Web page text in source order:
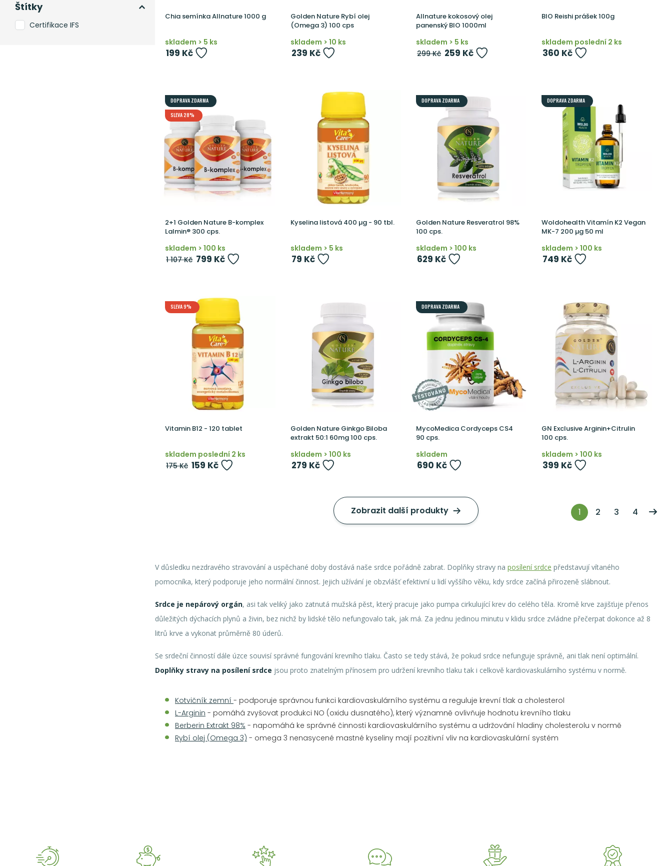
Chia semínka Allnature 1000 g
skladem > 5 ks
199 Kč
Golden Nature Rybí olej
(Omega 3) 100 cps
skladem > 10 ks
239 Kč
Allnature kokosový olej
panenský BIO 1000ml
skladem > 5 ks
299 Kč 259 Kč
BIO Reishi prášek 100g
skladem poslední 2 ks
360 Kč
DOPRAVA ZDARMA
SLEVA 28%
2+1 Golden Nature B-komplex
Lalmin® 300 cps.
skladem > 100 ks
1 107 Kč 799 Kč
Kyselina listová 400 µg - 90 tbl.
skladem > 5 ks
79 Kč
DOPRAVA ZDARMA
Golden Nature Resveratrol 98%
100 cps.
skladem > 100 ks
629 Kč
DOPRAVA ZDARMA
Woldohealth Vitamín K2 Vegan
MK-7 200 µg 50 ml
skladem > 100 ks
749 Kč
SLEVA 9%
Vitamin B12 - 120 tablet
skladem poslední 2 ks
175 Kč 159 Kč
Golden Nature Ginkgo Biloba
extrakt 50:1 60mg 100 cps.
skladem > 100 ks
279 Kč
DOPRAVA ZDARMA
MycoMedica Cordyceps CS4
90 cps.
skladem
690 Kč
GN Exclusive Arginin+Citrulin
100 cps.
skladem > 100 ks
399 Kč
1 2 3 4
Zobrazit další produkty
V důsledku nezdravého stravování a uspěchané doby dostává naše srdce pořádně zabrat. Doplňky stravy na posílení srdce představují vítaného
pomocníka, který podporuje jeho normální činnost. Jejich užívání je obzvlášť efektivní u lidí vyššího věku, kdy srdce začíná přirozeně slábnout.
Srdce je nepárový orgán, asi tak veliký jako zatnutá mužská pěst, který pracuje jako pumpa cirkulující krev do celého těla. Kromě krve zajišťuje přenos
důležitých dýchacích plynů a živin, bez nichž by lidské tělo nefungovalo tak, jak má. Za jednu jedinou minutu v klidu srdce zvládne přečerpat dokonce až 8
litrů krve a vykonat průměrně 80 úderů.
Se srdeční činností dále úzce souvisí správné fungování krevního tlaku. Často se tedy stává, že pokud srdce nefunguje správně, ani tlak není optimální.
Doplňky stravy na posílení srdce jsou proto znatelným přínosem pro udržení krevního tlaku tak i celkově kardiovaskulárního systému v normě.
Kotvičník zemní - podporuje správnou funkci kardiovaskulárního systému a reguluje krevní tlak a cholesterol
L-Arginin - pomáhá zvyšovat produkci NO (oxidu dusnatého), který významně ovlivňuje hodnotu krevního tlaku
Berberin Extrakt 98% - napomáhá ke správné činnosti kardiovaskulárního systému a udržování hladiny cholesterolu v normě
Rybí olej (Omega 3) - omega 3 nenasycené mastné kyseliny mají pozitivní vliv na kardiovaskulární systém
Štítky
Certifikace IFS